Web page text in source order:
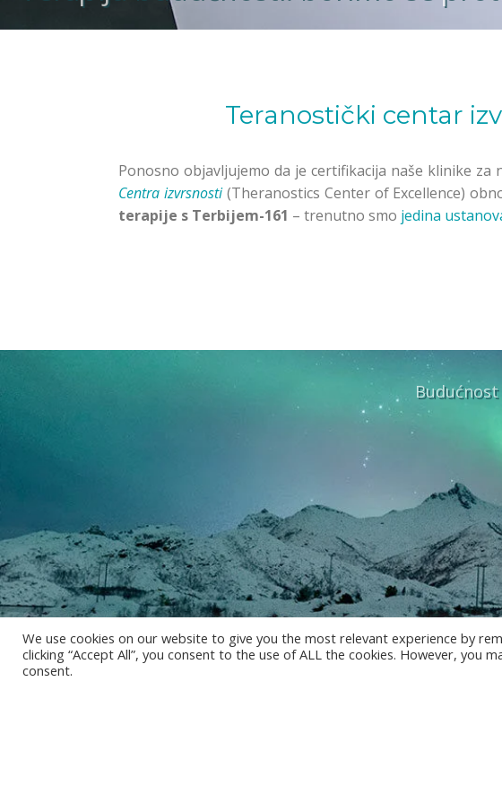
Teranostički centar
Ponosno objavljujemo da je certifikacija naše klinike
Centra izvrsnosti(Theranostics Center of Excellence)
terapije s Terbijem-161 – trenutno smo jedina
We use cookies on our website to give you the most relevant experience by
clicking “Accept All”, you consent to the use of ALL the cookies. However, you
consent.